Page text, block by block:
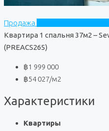
Продажа
Квартира 1 спальня 37м2 –
(PREACS265)
฿1 999 000
฿54 027/м2
Характеристики
Квартиры